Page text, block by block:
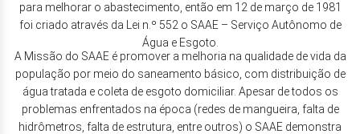
para melhorar o abastecimento, então em 12 de março de 1981
foi criado através da Lei n.º 552 o SAAE – Serviço Autônomo de
Água e Esgoto.
A Missão do SAAE é promover a melhoria na qualidade de vida da
população por meio do saneamento básico, com distribuição de
água tratada e coleta de esgoto domiciliar. Apesar de todos os
problemas enfrentados na época (redes de mangueira, falta de
hidrômetros, falta de estrutura, entre outros) o SAAE demonstra